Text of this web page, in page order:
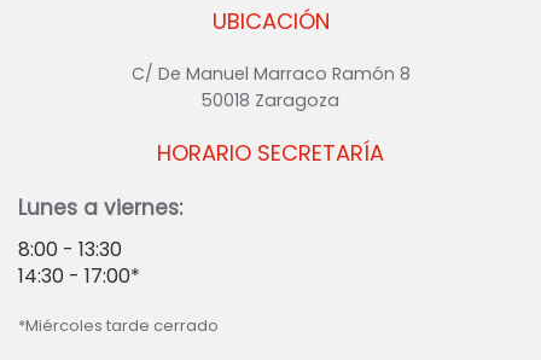
UBICACIÓN
C/ De Manuel Marraco Ramón 8
50018 Zaragoza
HORARIO SECRETARÍA
Lunes a viernes:
8:00 - 13:30
14:30 - 17:00*
*Miércoles tarde cerrado